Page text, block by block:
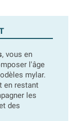
, vous en
l'âge
mylar.
en restant
les
des